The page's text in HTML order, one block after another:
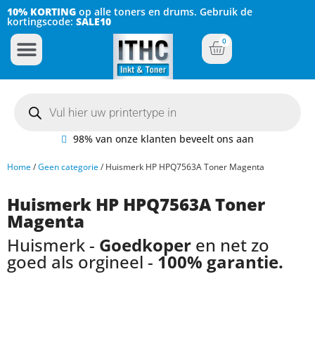
10% KORTING op alle toners en drums. Gebruik de
kortingscode: SALE10
0
98% van onze klanten beveelt ons aan
Home/Geen categorie/ Huismerk HP HPQ7563A Toner Magenta
Huismerk HP HPQ7563A Toner
Magenta
Huismerk - Goedkoper en net zo
goed als orgineel - 100% garantie.